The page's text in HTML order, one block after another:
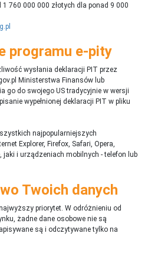
760 000 000 złotych dla ponad 9 000
programu e-pity
wysłania deklaracji PIT przez
Ministerstwa Finansów lub
go do swojego US tradycyjnie w wersji
wypełnionej deklaracji PIT w pliku
najpopularniejszych
Explorer, Firefox, Safari, Opera,
i urządzeniach mobilnych - telefon lub
Twoich danych
priorytet. W odróżnieniu od
żadne dane osobowe nie są
są i odczytywane tylko na